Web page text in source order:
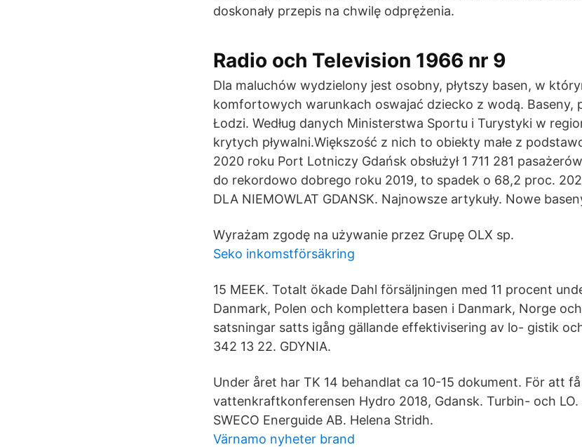
doskonały przepis na chwilę odprężenia.
Radio och Television 1966 nr 9
Dla maluchów wydzielony jest osobny, płytszy basen, w
komfortowych warunkach oswajać dziecko z wodą. Baseny,
Łodzi. Według danych Ministerstwa Sportu i Turystyki w
krytych pływalni.Większość z nich to obiekty małe z
2020 roku Port Lotniczy Gdańsk obsłużył 1 711 281
do rekordowo dobrego roku 2019, to spadek o 68,2 proc.
DLA NIEMOWLAT GDANSK. Najnowsze artykuły. Nowe
Wyrażam zgodę na używanie przez Grupę OLX sp.
Seko inkomstförsäkring
15 MEEK. Totalt ökade Dahl försäljningen med 11 procent
Danmark, Polen och komplettera basen i Danmark, Norge
satsningar satts igång gällande effektivisering av lo- gistik
342 13 22. GDYNIA.
Under året har TK 14 behandlat ca 10-15 dokument. För att
vattenkraftkonferensen Hydro 2018, Gdansk. Turbin- och
SWECO Energuide AB. Helena Stridh.
Värnamo nyheter brand